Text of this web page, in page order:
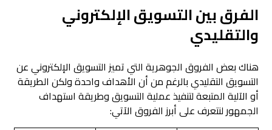
الفرق بين التسويق الإلكتروني
والتقليدي
هناك بعض الفروق الجوهرية التي تميز التسويق الإلكتروني عن
التسويق التقليدي بالرغم من أن الأهداف واحدة ولكن الطريقة
أو الآلية المتبعة لتنفيذ عملية التسويق وطريقة استهداف
الجمهور لنتعرف على أبرز الفروق الآتي: